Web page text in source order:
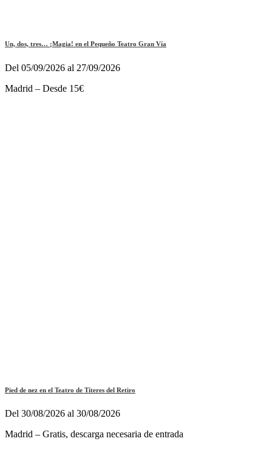
Un, dos, tres… ¡Magia! en el Pequeño Teatro Gran Vía
Del 05/09/2026 al 27/09/2026
Madrid – Desde 15€
Pied de nez en el Teatro de Títeres del Retiro
Del 30/08/2026 al 30/08/2026
Madrid – Gratis, descarga necesaria de entrada